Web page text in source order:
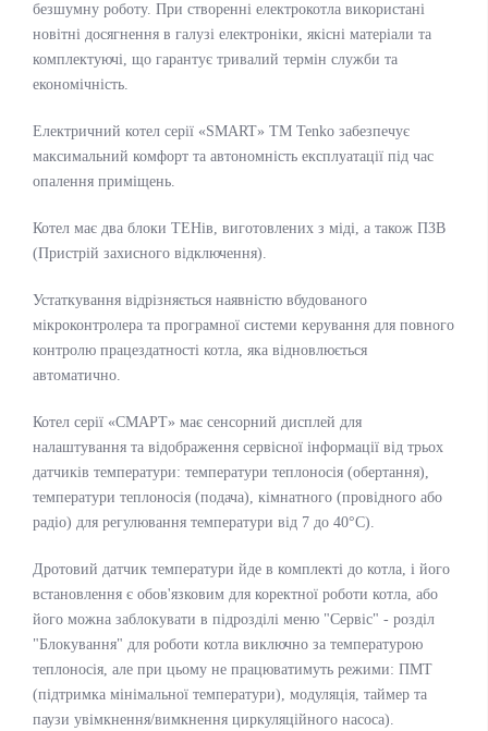
безшумну роботу. При створенні електрокотла використані
новітні досягнення в галузі електроніки, якісні матеріали та
комплектуючі, що гарантує тривалий термін служби та
економічність.
Електричний котел серії «SMART» ТМ Tenko забезпечує
максимальний комфорт та автономність експлуатації під час
опалення приміщень.
Котел має два блоки ТЕНів, виготовлених з міді, а також ПЗВ
(Пристрій захисного відключення).
Устаткування відрізняється наявністю вбудованого
мікроконтролера та програмної системи керування для повного
контролю працездатності котла, яка відновлюється
автоматично.
Котел серії «СМАРТ» має сенсорний дисплей для
налаштування та відображення сервісної інформації від трьох
датчиків температури: температури теплоносія (обертання),
температури теплоносія (подача), кімнатного (провідного або
радіо) для регулювання температури від 7 до 40°С).
Дротовий датчик температури йде в комплекті до котла, і його
встановлення є обов'язковим для коректної роботи котла, або
його можна заблокувати в підрозділі меню "Сервіс" - розділ
"Блокування" для роботи котла виключно за температурою
теплоносія, але при цьому не працюватимуть режими: ПМТ
(підтримка мінімальної температури), модуляція, таймер та
паузи увімкнення/вимкнення циркуляційного насоса).